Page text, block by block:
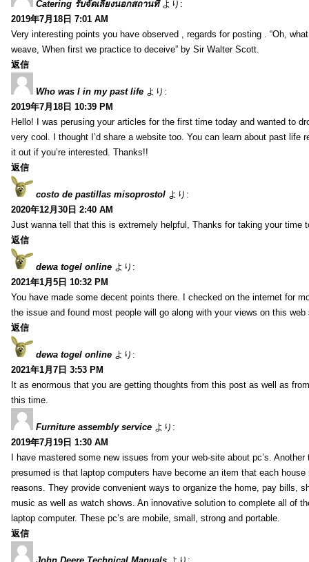
Catering รับจัดเลี้ยงนอกสถานที่ より:
2019年7月18日 7:01 AM
Very interesting points you have observed , regards for posting . “Oh,
weave, When first we practice to deceive” by Sir Walter Scott.
返信
Who was I in my past life より:
2019年7月18日 10:39 PM
Hello! I was perusing your articles for the first time today and wanted to
very cool. I thought I’d share a website too. You can learn about past life
it out if you’re interested. Thanks!!
返信
costo de pastillas misoprostol より:
2020年12月30日 2:40 AM
Just wanna tell that this is extremely helpful, Thanks for taking your time
返信
dewa togel online より:
2021年1月5日 10:32 PM
You have made some decent points there. I checked on the internet for
the issue and found most people will go along with your views on this web
返信
dewa togel online より:
2021年1月7日 3:53 PM
It as enormous that you are getting thoughts from this post as well as
this time.
Furniture assembly service より:
2019年7月19日 1:30 AM
I have mastered some new issues from your web-site about pc’s. Another
presumed is that laptop computers have become an item that each
reasons. They provide convenient ways to organize the home, pay bills,
music as well as watch shows. An innovative solution to complete all of
laptop computer. These pc’s are mobile, small, strong and portable.
返信
John Deere Technical Manuals より: